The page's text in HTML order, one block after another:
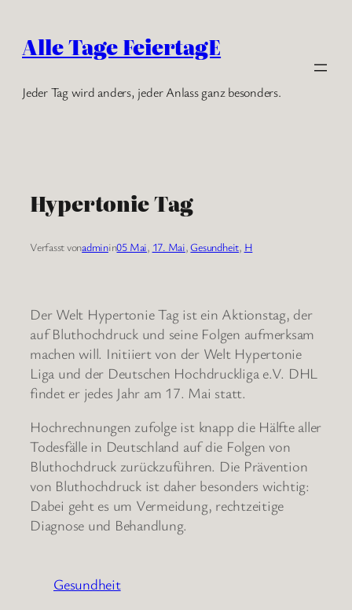
Inhalt
springen
Alle Tage FeiertagE
Jeder Tag wird anders, jeder Anlass ganz besonders.
Hypertonie Tag
Verfasst vonadminin05 Mai, 17. Mai, Gesundheit, H
Der Welt Hypertonie Tag ist ein Aktionstag, der
auf Bluthochdruck und seine Folgen aufmerksam
machen will. Initiiert von der Welt Hypertonie
Liga und der Deutschen Hochdruckliga e.V. DHL
findet er jedes Jahr am 17. Mai statt.
Hochrechnungen zufolge ist knapp die Hälfte aller
Todesfälle in Deutschland auf die Folgen von
Bluthochdruck zurückzuführen. Die Prävention
von Bluthochdruck ist daher besonders wichtig:
Dabei geht es um Vermeidung, rechtzeitige
Diagnose und Behandlung.
Gesundheit